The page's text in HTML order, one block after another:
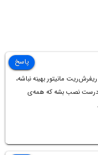
مانیتور بهینه نباشه،
درست نصب بشه که همه‌ی
پاسخ